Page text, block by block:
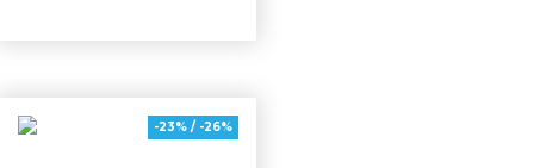
-23% / -26%